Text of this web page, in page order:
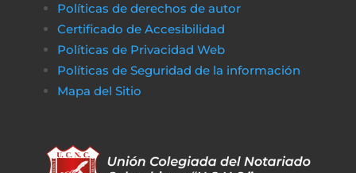
Políticas de derechos de autor
Certificado de Accesibilidad
Políticas de Privacidad Web
Políticas de Seguridad de la información
Mapa del Sitio